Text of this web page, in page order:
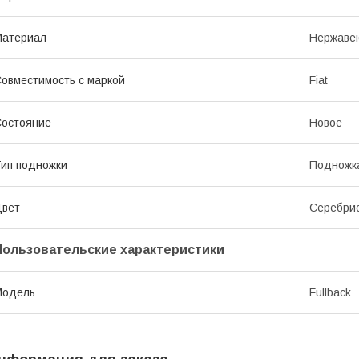
с маркой Fiat
Новое
подножки
характеристики
Fullback